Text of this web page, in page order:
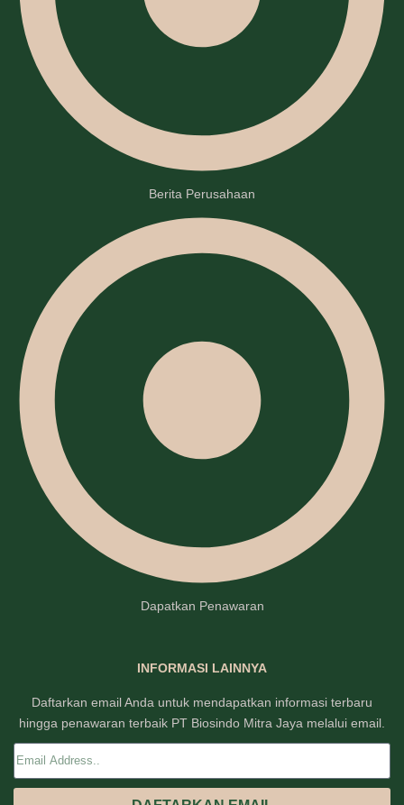
Berita Perusahaan
Dapatkan Penawaran
INFORMASI LAINNYA
Daftarkan email Anda untuk mendapatkan informasi terbaru
hingga penawaran terbaik PT Biosindo Mitra Jaya melalui email.